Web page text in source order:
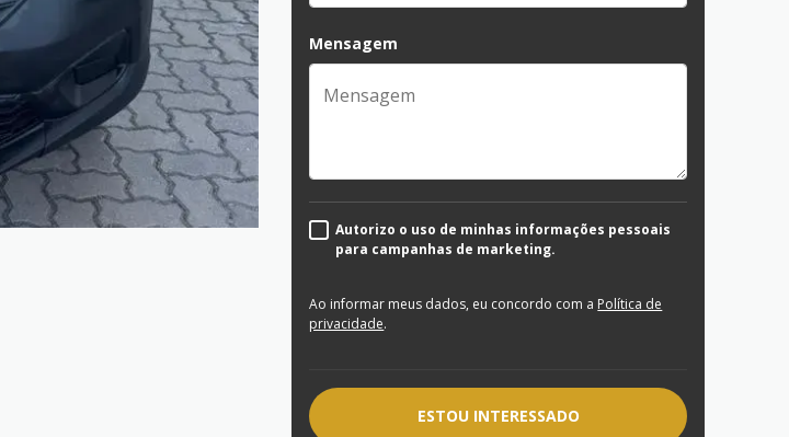
Mensagem
Autorizo o uso de minhas informações pessoais
para campanhas de marketing.
Ao informar meus dados, eu concordo com a Política de
privacidade.
ESTOU INTERESSADO